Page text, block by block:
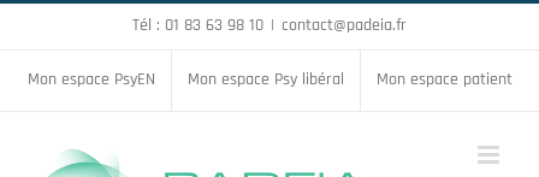
contenu
Tél : 01 83 63 98 10 | contact@padeia.fr
Mon espace PsyEN Mon espace Psy libéral Mon espace patient